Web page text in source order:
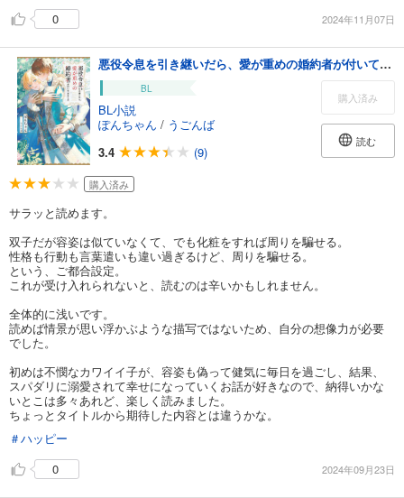
0
2024年11月07日
悪役令息を引き継いだら、愛が重めの婚約者が付いてきました
BL
BL小説
ぽんちゃん / うごんば
3.4
(9)
購入済み
読む
購入済み
サラッと読めます。
双子だが容姿は似ていなくて、でも化粧をすれば周りを騙せる。
性格も行動も言葉遣いも違い過ぎるけど、周りを騙せる。
という、ご都合設定。
これが受け入れられないと、読むのは辛いかもしれません。
全体的に浅いです。
読めば情景が思い浮かぶような描写ではないため、自分の想像力が必要
でした。
初めは不憫なカワイイ子が、容姿も偽って健気に毎日を過ごし、結果、
スパダリに溺愛されて幸せになっていくお話が好きなので、納得いかな
いとこは多々あれど、楽しく読みました。
ちょっとタイトルから期待した内容とは違うかな。
＃ハッピー
0
2024年09月23日